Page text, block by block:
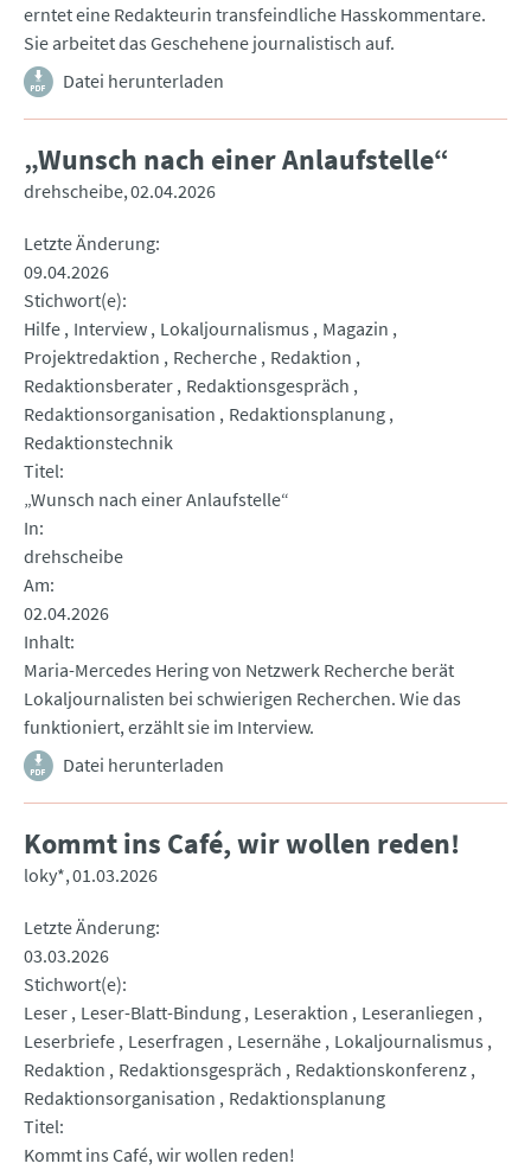
erntet eine Redakteurin transfeindliche Hasskommentare.
Sie arbeitet das Geschehene journalistisch auf.
Datei herunterladen
„Wunsch nach einer Anlaufstelle“
drehscheibe 02.04.2026
Letzte Änderung
09.04.2026
Stichwort(e)
Hilfe Interview Lokaljournalismus
Magazin
Projektredaktion
Recherche Redaktion
Redaktionsberater Redaktionsgespräch
Redaktionsorganisation
Redaktionsplanung
Redaktionstechnik
Titel
„Wunsch nach einer Anlaufstelle“
In
drehscheibe
Am
02.04.2026
Inhalt
Maria-Mercedes Hering von Netzwerk Recherche berät
Lokaljournalisten bei schwierigen Recherchen. Wie das
funktioniert, erzählt sie im Interview.
Datei herunterladen
Kommt ins Café, wir wollen reden!
loky* 01.03.2026
Letzte Änderung
03.03.2026
Stichwort(e)
Leser Leser-Blatt-Bindung Leseraktion
Leseranliegen
Leserbriefe Leserfragen Lesernähe Lokaljournalismus
Redaktion
Redaktionsgespräch
Redaktionskonferenz
Redaktionsorganisation
Redaktionsplanung
Titel
Kommt ins Café, wir wollen reden!